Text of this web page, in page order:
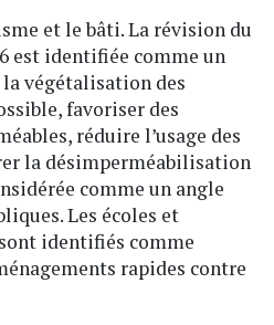
et le bâti. La révision du
est identifiée comme un
végétalisation des
favoriser des
réduire l’usage des
la désimperméabilisation
comme un angle
Les écoles et
identifiés comme
rapides contre